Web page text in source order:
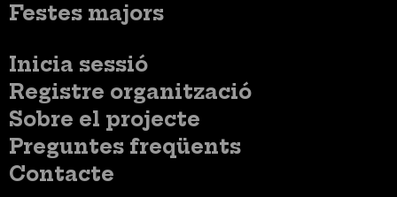
Festes majors
Menú
compte
d'usuari
Inicia sessió
Menú
usuari
no
loggat
Registre organització
Menú
Sobre el projecte
Preguntes freqüents
Contacte